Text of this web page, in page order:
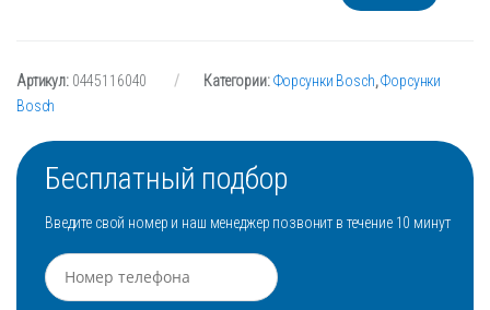
Артикул: 0445116040 Категории:Форсунки Bosch,Форсунки
Bosch
Бесплатный подбор
Введите свой номер и наш менеджер позвонит в течение 10 минут